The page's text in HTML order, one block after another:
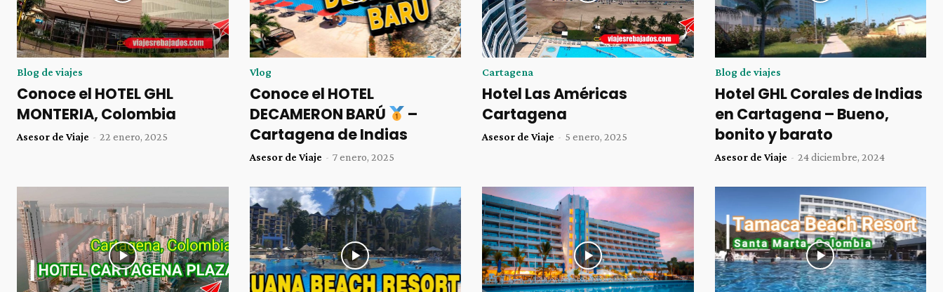
Blog de viajes
Conoce el HOTEL GHL
MONTERIA, Colombia
Asesor de Viaje - 22 enero, 2025
Vlog
Conoce el HOTEL
DECAMERON BARÚ
–
Cartagena de Indias
Asesor de Viaje - 7 enero, 2025
Cartagena
Hotel Las Américas
Cartagena
Asesor de Viaje - 5 enero, 2025
Blog de viajes
Hotel GHL Corales de Indias
en Cartagena – Bueno,
bonito y barato
Asesor de Viaje - 24 diciembre, 2024